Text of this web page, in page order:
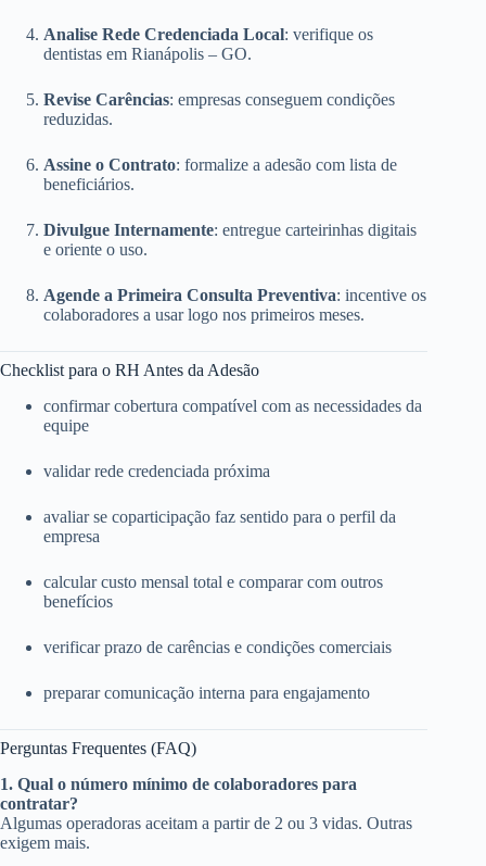
Analise Rede Credenciada Local: verifique os
dentistas em Rianápolis – GO.
Revise Carências: empresas conseguem condições
reduzidas.
Assine o Contrato: formalize a adesão com lista de
beneficiários.
Divulgue Internamente: entregue carteirinhas digitais
e oriente o uso.
Agende a Primeira Consulta Preventiva: incentive os
colaboradores a usar logo nos primeiros meses.
Checklist para o RH Antes da Adesão
confirmar cobertura compatível com as necessidades da
equipe
validar rede credenciada próxima
avaliar se coparticipação faz sentido para o perfil da
empresa
calcular custo mensal total e comparar com outros
benefícios
verificar prazo de carências e condições comerciais
preparar comunicação interna para engajamento
Perguntas Frequentes (FAQ)
1. Qual o número mínimo de colaboradores para
contratar?
Algumas operadoras aceitam a partir de 2 ou 3 vidas. Outras
exigem mais.